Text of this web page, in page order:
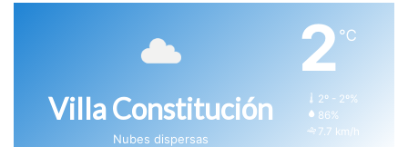
Villa Constitución
Nubes dispersas
2 ℃
2º - 2º%
86%
7.7 km/h